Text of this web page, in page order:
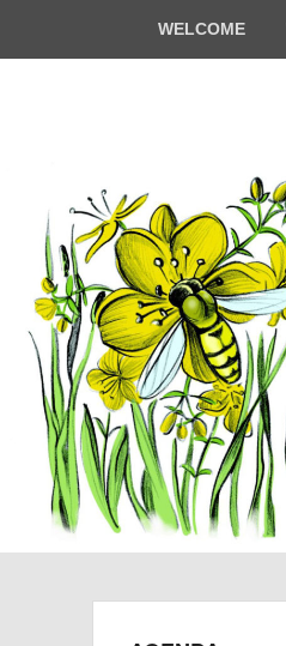
WELCOME
Organic winemakers in